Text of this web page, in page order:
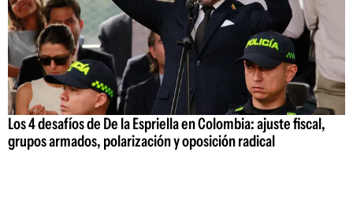
Los 4 desafíos de De la Espriella en Colombia: ajuste fiscal,
grupos armados, polarización y oposición radical